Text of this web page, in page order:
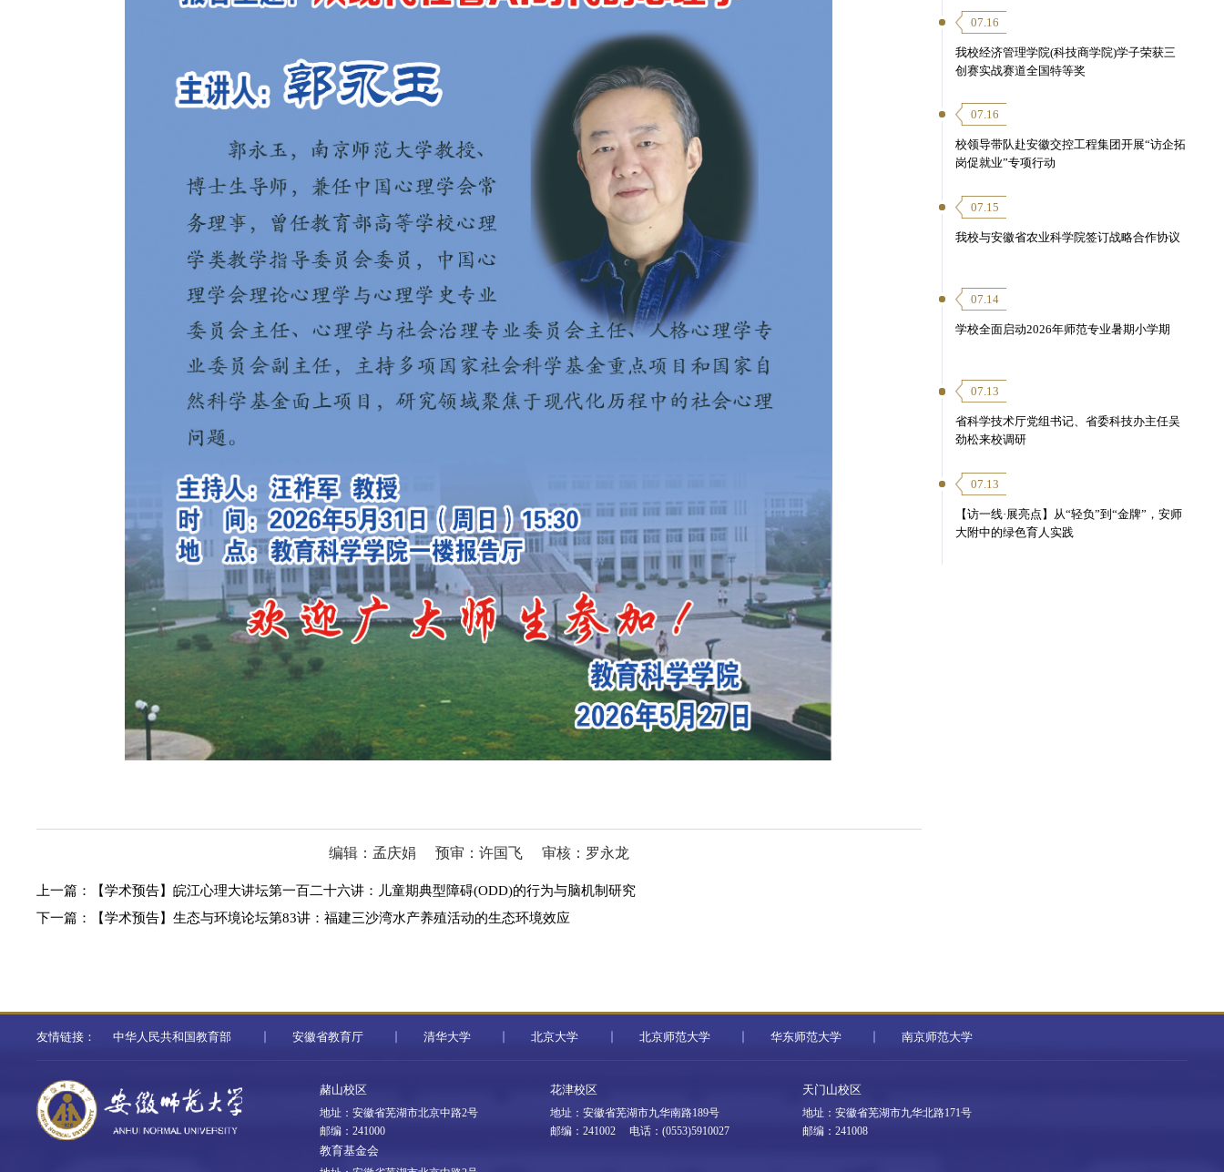
编辑：孟庆娟 预审：许国飞 审核：罗永龙
上一篇：
【学术预告】皖江心理大讲坛第一百二十六讲：儿童期典型障碍(ODD)的行为与脑机制研究
下一篇：
【学术预告】生态与环境论坛第83讲：福建三沙湾水产养殖活动的生态环境效应
07.16
我校经济管理学院(科技商学院)学子荣获三
创赛实战赛道全国特等奖
07.16
校领导带队赴安徽交控工程集团开展“访企拓
岗促就业”专项行动
07.15
我校与安徽省农业科学院签订战略合作协议
07.14
学校全面启动2026年师范专业暑期小学期
07.13
省科学技术厅党组书记、省委科技办主任吴
劲松来校调研
07.13
【访一线·展亮点】从“轻负”到“金牌”，安师
大附中的绿色育人实践
友情链接： 中华人民共和国教育部 安徽省教育厅 清华大学 北京大学 北京师范大学 华东师范大学 南京师范大学
赭山校区
地址：安徽省芜湖市北京中路2号
邮编：241000
花津校区
地址：安徽省芜湖市九华南路189号
邮编：241002 电话：(0553)5910027
天门山校区
地址：安徽省芜湖市九华北路171号
邮编：241008
教育基金会